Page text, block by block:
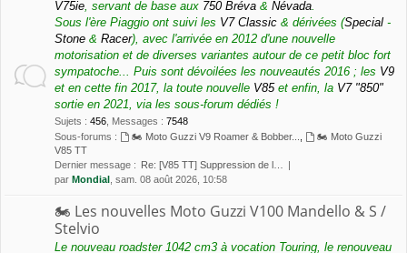
V75ie , servant de base aux 750 Bréva & Névada
Sous l'ère Piaggio ont suivi les V7 Classic & dérivées (Special -
Stone & Racer), avec l'arrivée en 2012 d'une nouvelle
motorisation et de diverses variantes autour de ce petit bloc fort
sympatoche... Puis sont dévoilées les nouveautés 2016 ; les V9
et en cette fin 2017, la toute nouvelle V85et enfin, la V7 "850"
sortie en 2021, via les sous-forum dédiés !
Sujets : 456 Messages : 7548
Sous-forums :
🏍 Moto Guzzi V9 Roamer & Bobber...
🏍 Moto Guzzi
V85 TT
Dernier message : Re: [V85 TT] Suppression de l…
par Mondial , sam. 08 août 2026, 10:58
🏍 Les nouvelles Moto Guzzi V100 Mandello & S /
Stelvio
Le nouveau roadster 1042 cm3 à vocation Touring, le renouveau